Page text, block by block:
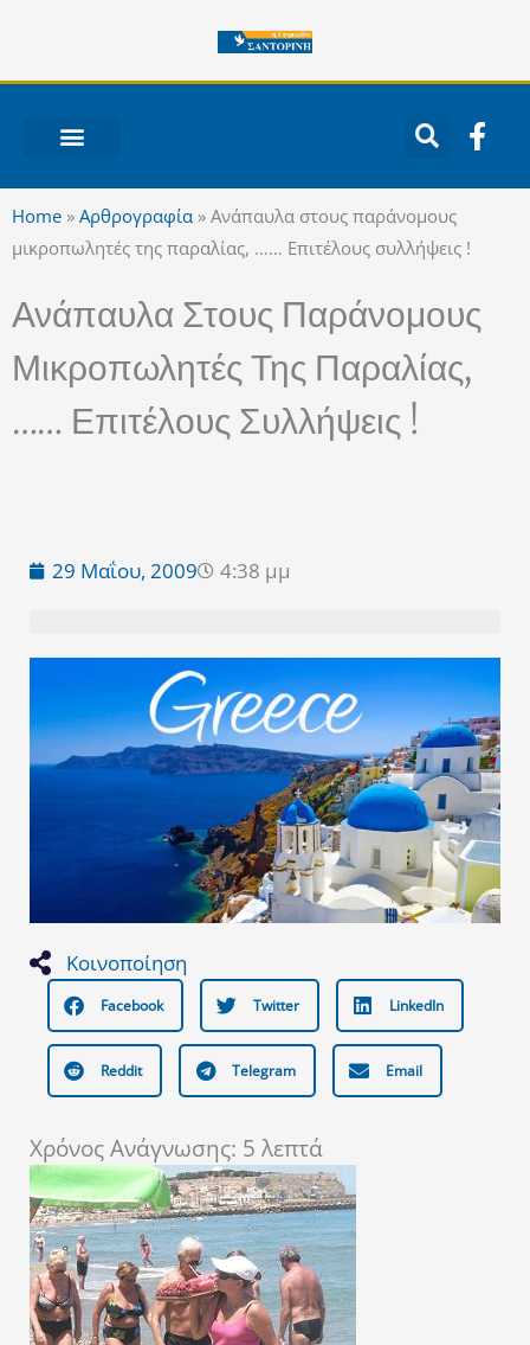
περιεχόμενο
F
a
k
Home » Αρθρογραφία » Ανάπαυλα στους παράνομους
μικροπωλητές της παραλίας, …… Επιτέλους συλλήψεις !
Ανάπαυλα Στους Παράνομους
Μικροπωλητές Της Παραλίας,
…… Επιτέλους Συλλήψεις !
29 Μαΐου, 2009 4:38 μμ
Κοινοποίηση
Facebook Twitter LinkedIn
Reddit Telegram Email
Χρόνος Ανάγνωσης: 5 λεπτά